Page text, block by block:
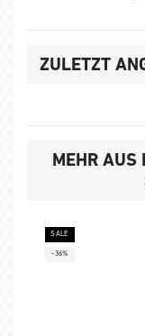
ZULETZT
MEHR AUS
SALE
-36%